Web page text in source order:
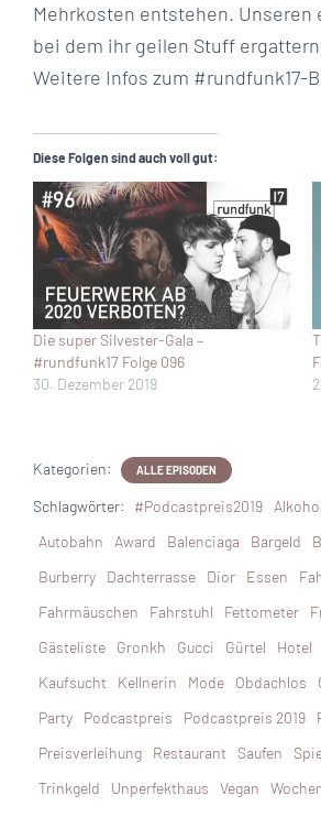
Mehrkosten entstehen.
bei dem ihr geilen Stuff
Weitere Infos zum #rundfunk17-
Diese Folgen sind auch voll gut:
Die super Silvester-Gala –
#rundfunk17 Folge 096
30. Dezember 2019
Kategorien: ALLE EPISODEN
Schlagwörter: #Podcastpreis2019 Alkohol
Autobahn
Award Balenciaga Bargeld
Burberry
Dachterrasse Dior Essen
Fahrmäuschen
Fahrstuhl Fettometer
Gästeliste
Gronkh Gucci Gürtel Hotel
Kaufsucht
Kellnerin Mode Obdachlos
Party
Podcastpreis Podcastpreis 2019
Preisverleihung
Restaurant Saufen
Trinkgeld
Unperfekthaus Vegan